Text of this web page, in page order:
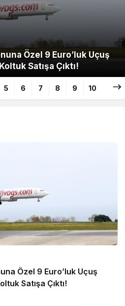
Özel 9 Euro’luk Uçuş
Satışa Çıktı!
Özel 9 Euro’luk Uçuş
Satışa Çıktı!